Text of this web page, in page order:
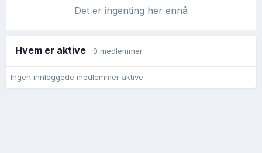
Det er ingenting her ennå
Hvem er aktive 0 medlemmer
Ingen innloggede medlemmer aktive